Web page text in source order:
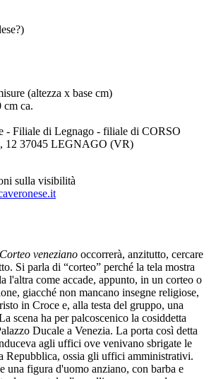
(altezza x base cm)
cm ca.
- Filiale di Legnago - filiale di CORSO
37045 LEGNAGO (VR)
sulla visibilità
Corteo veneziano occorrerà, anzitutto, cercare
Si parla di “corteo” perché la tela mostra
l'altra come accade, appunto, in un corteo o
giacché non mancano insegne religiose,
in Croce e, alla testa del gruppo, una
scena ha per palcoscenico la cosiddetta
Ducale a Venezia. La porta così detta
agli uffici ove venivano sbrigate le
Repubblica, ossia gli uffici amministrativi.
una figura d'uomo anziano, con barba e